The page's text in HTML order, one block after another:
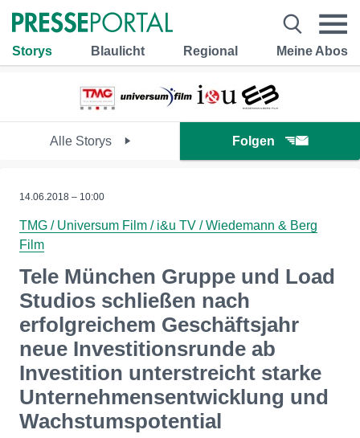
Storys Blaulicht Regional Meine Abos
Alle Storys Folgen
14.06.2018 – 10:00
TMG / Universum Film / i&u TV / Wiedemann & Berg
Film
Tele München Gruppe und Load
Studios schließen nach
erfolgreichem Geschäftsjahr
neue Investitionsrunde ab
Investition unterstreicht starke
Unternehmensentwicklung und
Wachstumspotential